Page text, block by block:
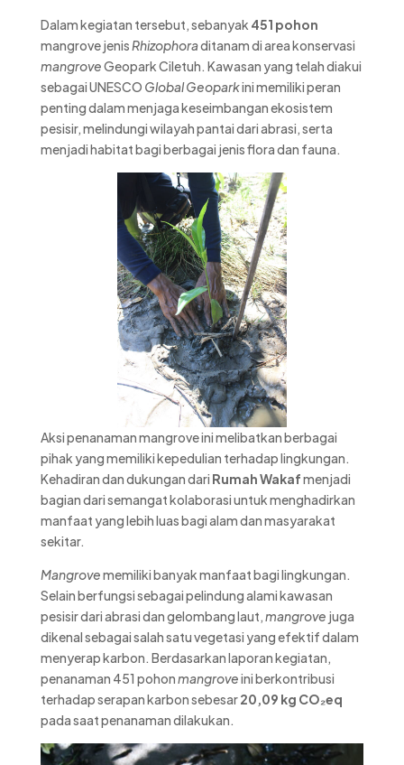
Dalam kegiatan tersebut, sebanyak 451 pohon
mangrove jenisRhizophoraditanam di area konservasi
mangroveGeopark Ciletuh. Kawasan yang telah diakui
sebagai UNESCO Global Geoparkini memiliki peran
penting dalam menjaga keseimbangan ekosistem
pesisir, melindungi wilayah pantai dari abrasi, serta
menjadi habitat bagi berbagai jenis flora dan fauna.
Aksi penanaman mangrove ini melibatkan berbagai
pihak yang memiliki kepedulian terhadap lingkungan.
Kehadiran dan dukungan dari Rumah Wakafmenjadi
bagian dari semangat kolaborasi untuk menghadirkan
manfaat yang lebih luas bagi alam dan masyarakat
sekitar.
Mangrovememiliki banyak manfaat bagi lingkungan.
Selain berfungsi sebagai pelindung alami kawasan
pesisir dari abrasi dan gelombang laut,mangrove juga
dikenal sebagai salah satu vegetasi yang efektif dalam
menyerap karbon. Berdasarkan laporan kegiatan,
penanaman 451 pohonmangroveini berkontribusi
terhadap serapan karbon sebesar20,09 kg CO₂eq
pada saat penanaman dilakukan.